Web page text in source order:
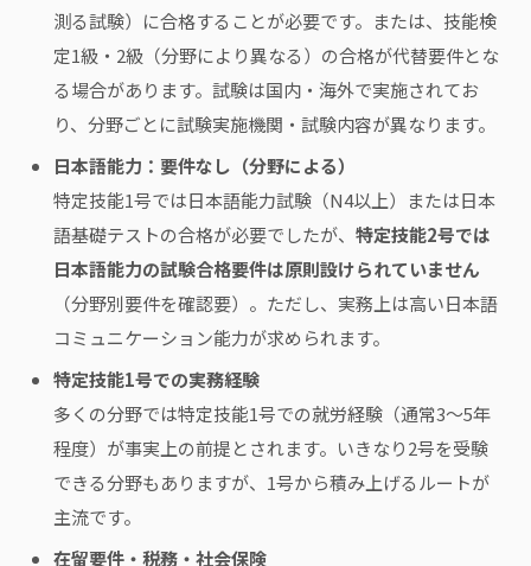
測る試験）に合格することが必要です。または、技能検
定1級・2級（分野により異なる）の合格が代替要件とな
る場合があります。試験は国内・海外で実施されてお
り、分野ごとに試験実施機関・試験内容が異なります。
日本語能力：要件なし（分野による）
特定技能1号では日本語能力試験（N4以上）または日本
語基礎テストの合格が必要でしたが、 特定技能2号では
日本語能力の試験合格要件は原則設けられていません
（分野別要件を確認要）。ただし、実務上は高い日本語
コミュニケーション能力が求められます。
特定技能1号での実務経験
多くの分野では特定技能1号での就労経験（通常3〜5年
程度）が事実上の前提とされます。いきなり2号を受験
できる分野もありますが、1号から積み上げるルートが
主流です。
在留要件・税務・社会保険